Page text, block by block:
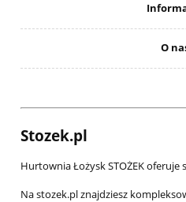
O
Stozek.pl
Hurtownia Łożysk STOŻEK oferuje
Na stozek.pl znajdziesz